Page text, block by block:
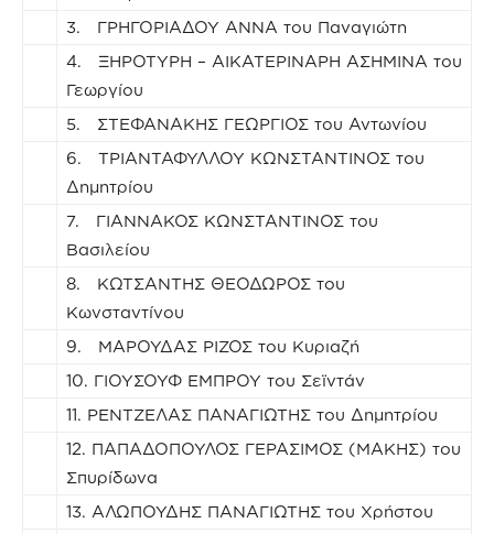
3. ΓΡΗΓΟΡΙΑΔΟΥ ΑΝΝΑ του Παναγιώτη
4. ΞΗΡΟΤΥΡΗ – ΑΙΚΑΤΕΡΙΝΑΡΗ ΑΣΗΜΙΝΑ του
Γεωργίου
5. ΣΤΕΦΑΝΑΚΗΣ ΓΕΩΡΓΙΟΣ του Αντωνίου
6. ΤΡΙΑΝΤΑΦΥΛΛΟΥ ΚΩΝΣΤΑΝΤΙΝΟΣ του
Δημητρίου
7. ΓΙΑΝΝΑΚΟΣ ΚΩΝΣΤΑΝΤΙΝΟΣ του
Βασιλείου
8. ΚΩΤΣΑΝΤΗΣ ΘΕΟΔΩΡΟΣ του
Κωνσταντίνου
9. ΜΑΡΟΥΔΑΣ ΡΙΖΟΣ του Κυριαζή
10. ΓΙΟΥΣΟΥΦ ΕΜΠΡΟΥ του Σεϊντάν
11. ΡΕΝΤΖΕΛΑΣ ΠΑΝΑΓΙΩΤΗΣ του Δημητρίου
12. ΠΑΠΑΔΟΠΟΥΛΟΣ ΓΕΡΑΣΙΜΟΣ (ΜΑΚΗΣ) του
Σπυρίδωνα
13. ΑΛΩΠΟΥΔΗΣ ΠΑΝΑΓΙΩΤΗΣ του Χρήστου